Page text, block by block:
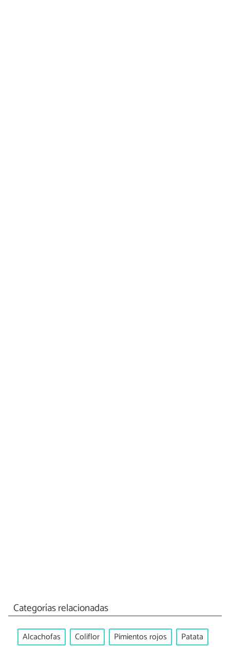
Categorías relacionadas
Alcachofas Coliflor Pimientos rojos
Patata